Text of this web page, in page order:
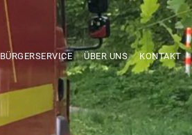
BÜRGERSERVICE ÜBER UNS KONTAKT